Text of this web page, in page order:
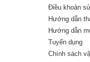
Điều khoản
Hướng dẫn
Hướng dẫn
Tuyển dụng
Chính sách